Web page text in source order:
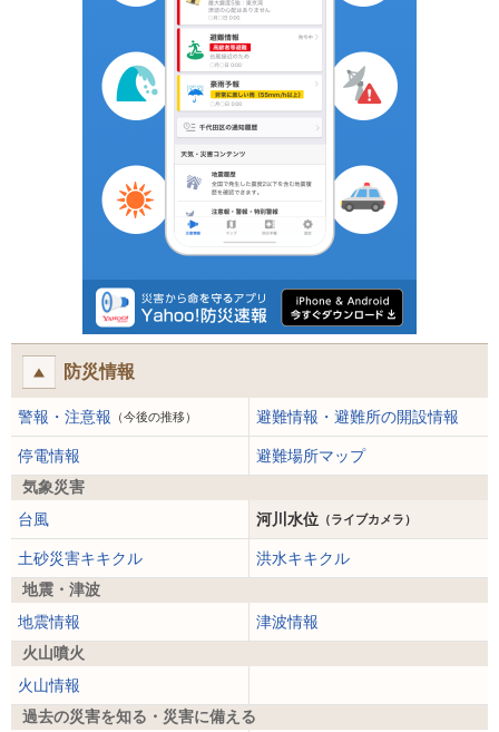
防災情報
警報・注意報 （今後の推移） 避難情報・避難所の開設情報
停電情報
避難場所マップ
気象災害
台風
河川水位 （ライブカメラ）
土砂災害キキクル
洪水キキクル
地震・津波
地震情報
津波情報
火山噴火
火山情報
過去の災害を知る・災害に備える